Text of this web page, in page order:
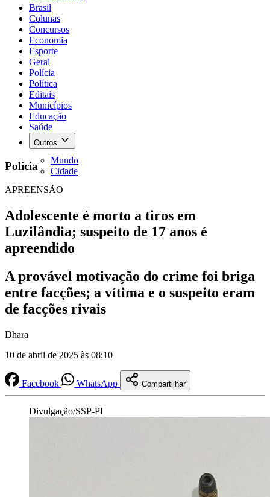
Brasil
Colunas
Concursos
Economia
Esporte
Geral
Polícia
Política
Editais
Municípios
Educação
Saúde
Outros
Mundo
Cidade
Polícia
APREENSÃO
Adolescente é morto a tiros em
Luzilândia; suspeito de 17 anos é
apreendido
A provável motivação do crime foi briga
entre facções; a vítima e o suspeito eram
de facções rivais
Dhara
10 de abril de 2025 às 08:10
Facebook WhatsApp Compartilhar
Divulgação/SSP-PI